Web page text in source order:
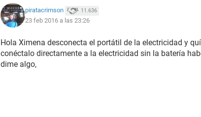
piratacrimson 11.636
23 feb 2016 a las 23:26
Hola Ximena desconecta el portátil de la electricidad y
conéctalo directamente a la electricidad sin la batería
dime algo,